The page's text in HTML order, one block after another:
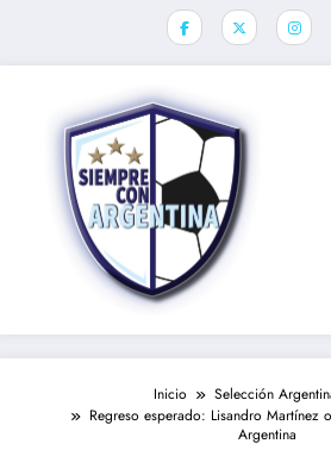
Inicio
Selección
Regreso esperado: Lisandro Martínez
Argentina